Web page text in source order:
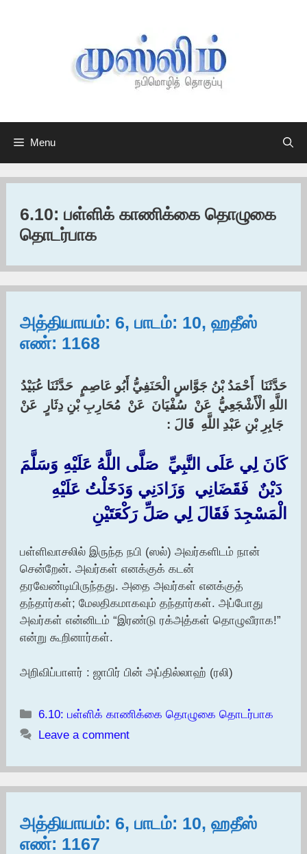
Menu
6.10: பள்ளிக் காணிக்கை தொழுகை
தொடர்பாக
அத்தியாயம்: 6, பாடம்: 10, ஹதீஸ்
எண்: 1168
حَدَّثَنَا ‏ ‏أَحْمَدُ بْنُ جَوَّاسٍ الْحَنَفِيُّ أَبُو عَاصِمٍ ‏ ‏حَدَّثَنَا ‏‏عُبَيْدُ
اللَّهِ الْأَشْجَعِيُّ ‏ ‏عَنْ ‏ ‏سُفْيَانَ ‏ ‏عَنْ ‏ ‏مُحَارِبِ بْنِ دِثَارٍ ‏ ‏عَنْ
‏ ‏جَابِرِ بْنِ عَبْدِ اللَّهِ ‏ ‏قَالَ :‏‏
كَانَ لِي عَلَى النَّبِيِّ ‏ ‏صَلَّى اللَّهُ عَلَيْهِ وَسَلَّمَ
‏ ‏دَيْنٌ ‏ ‏فَقَضَانِي ‏ ‏وَزَادَنِي وَدَخَلْتُ عَلَيْهِ
الْمَسْجِدَ فَقَالَ لِي صَلِّ رَكْعَتَيْنِ
பள்ளிவாசலில் இருந்த நபி (ஸல்) அவர்களிடம் நான்
சென்றேன். அவர்கள் எனக்குக் கடன்
தரவேண்டியிருந்தது. அதை அவர்கள் எனக்குத்
தந்தார்கள்; மேலதிகமாகவும் தந்தார்கள். அப்போது
அவர்கள் என்னிடம் “இரண்டு ரக்அத்கள் தொழுவீராக!”
என்று கூறினார்கள்.
அறிவிப்பாளர் : ஜாபிர் பின் அப்தில்லாஹ் (ரலி)
Categories
6.10: பள்ளிக் காணிக்கை தொழுகை தொடர்பாக
Leave a comment
அத்தியாயம்: 6, பாடம்: 10, ஹதீஸ்
எண்: 1167